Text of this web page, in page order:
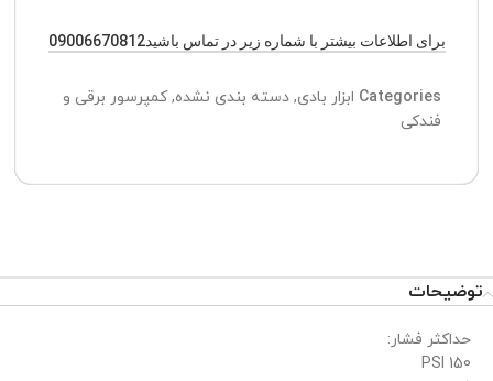
برای اطلاعات بیشتر با شماره زیر در تماس باشید09006670812
Categories ابزار بادی, دسته بندی نشده,کمپرسور برقی و
فندکی
توضیحات
حداکثر فشار:
150 PSI